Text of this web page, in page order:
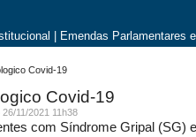
Emendas Parlamentares
Covid-19
Covid-19
26/11/2021 11h38
com Síndrome Gripal (SG) e